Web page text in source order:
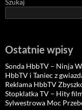
Szukaj
Ostatnie wpisy
Sonda HbbTV – Ninja
HbbTV i Taniec z
Reklama HbbTV
Stopklatka TV – Hity
Sylwestrowa Moc